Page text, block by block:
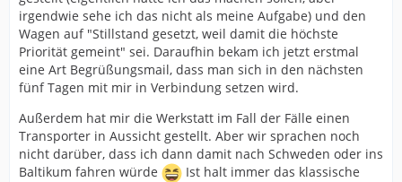
irgendwie sehe ich das nicht als meine Aufgabe) und den
Wagen auf "Stillstand gesetzt, weil damit die höchste
Priorität gemeint" sei. Daraufhin bekam ich jetzt erstmal
eine Art Begrüßungsmail, dass man sich in den nächsten
fünf Tagen mit mir in Verbindung setzen wird.
Außerdem hat mir die Werkstatt im Fall der Fälle einen
Transporter in Aussicht gestellt. Aber wir sprachen noch
nicht darüber, dass ich dann damit nach Schweden oder ins
Baltikum fahren würde
Ist halt immer das klassische